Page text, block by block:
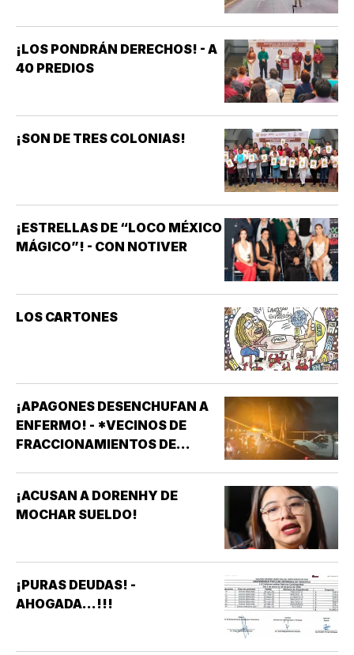
¡LOS PONDRÁN DERECHOS! - A
40 PREDIOS
¡SON DE TRES COLONIAS!
¡ESTRELLAS DE “LOCO MÉXICO
MÁGICO”! - CON NOTIVER
LOS CARTONES
¡APAGONES DESENCHUFAN A
ENFERMO! - *VECINOS DE
FRACCIONAMIENTOS DE
AFECTAN ELEVADORES,
TRATAMIENTOS MÉDICOS Y
¡ACUSAN A DORENHY DE
MOCHAR SUELDO!
¡PURAS DEUDAS! -
AHOGADA...!!!